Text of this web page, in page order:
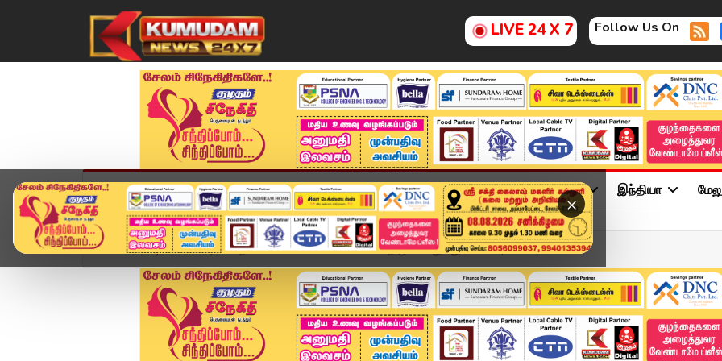
LIVE 24 X 7 Follow Us On
×
முகப்பு விளையாட்டு அண்மை தமிழ்நாடு சினிமா அரசியல் விளையாட்டு இந்தியா
Home வீடியோ ஸ்டோரி தவெகவில் செங்கோட்டையன் - திருமா கூறுவது என்ன? |...